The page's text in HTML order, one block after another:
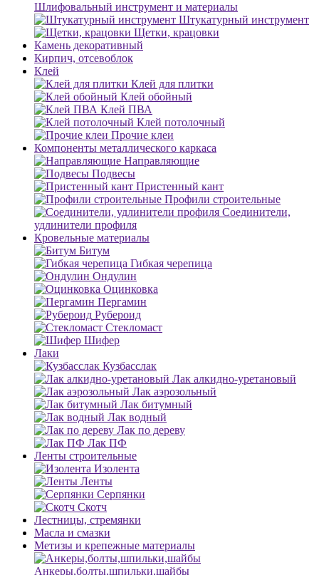
Шлифовальный инструмент и материалы
Штукатурный инструмент
Щетки, крацовки
Камень декоративный
Кирпич, отсевоблок
Клей
Клей для плитки
Клей обойный
Клей ПВА
Клей потолочный
Прочие клеи
Компоненты металлического каркаса
Направляющие
Подвесы
Пристенный кант
Профили строительные
Соединители,
удлинители профиля
Кровельные материалы
Битум
Гибкая черепица
Ондулин
Оцинковка
Пергамин
Рубероид
Стекломаст
Шифер
Лаки
Кузбасслак
Лак алкидно-уретановый
Лак аэрозольный
Лак битумный
Лак водный
Лак по дереву
Лак ПФ
Ленты строительные
Изолента
Ленты
Серпянки
Скотч
Лестницы, стремянки
Масла и смазки
Метизы и крепежные материалы
Анкеры,болты,шпильки,шайбы